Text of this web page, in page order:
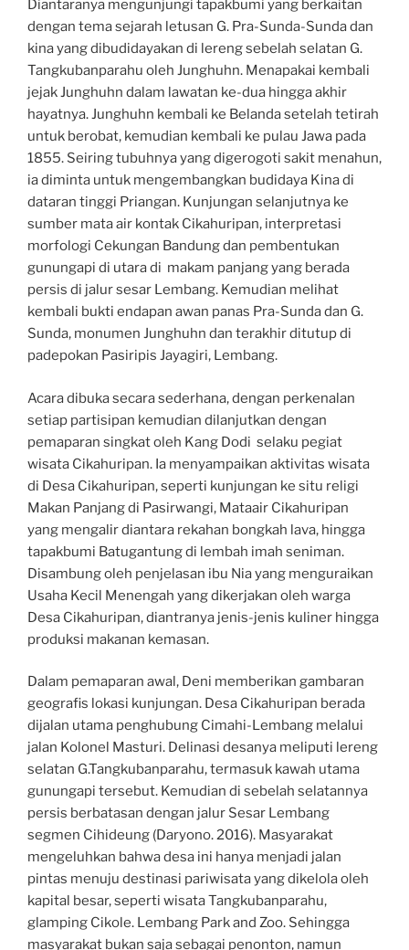
Diantaranya mengunjungi tapakbumi yang berkaitan
dengan tema sejarah letusan G. Pra-Sunda-Sunda dan
kina yang dibudidayakan di lereng sebelah selatan G.
Tangkubanparahu oleh Junghuhn. Menapakai kembali
jejak Junghuhn dalam lawatan ke-dua hingga akhir
hayatnya. Junghuhn kembali ke Belanda setelah tetirah
untuk berobat, kemudian kembali ke pulau Jawa pada
1855. Seiring tubuhnya yang digerogoti sakit menahun,
ia diminta untuk mengembangkan budidaya Kina di
dataran tinggi Priangan. Kunjungan selanjutnya ke
sumber mata air kontak Cikahuripan, interpretasi
morfologi Cekungan Bandung dan pembentukan
gunungapi di utara di makam panjang yang berada
persis di jalur sesar Lembang. Kemudian melihat
kembali bukti endapan awan panas Pra-Sunda dan G.
Sunda, monumen Junghuhn dan terakhir ditutup di
padepokan Pasiripis Jayagiri, Lembang.
Acara dibuka secara sederhana, dengan perkenalan
setiap partisipan kemudian dilanjutkan dengan
pemaparan singkat oleh Kang Dodi selaku pegiat
wisata Cikahuripan. Ia menyampaikan aktivitas wisata
di Desa Cikahuripan, seperti kunjungan ke situ religi
Makan Panjang di Pasirwangi, Mataair Cikahuripan
yang mengalir diantara rekahan bongkah lava, hingga
tapakbumi Batugantung di lembah imah seniman.
Disambung oleh penjelasan ibu Nia yang menguraikan
Usaha Kecil Menengah yang dikerjakan oleh warga
Desa Cikahuripan, diantranya jenis-jenis kuliner hingga
produksi makanan kemasan.
Dalam pemaparan awal, Deni memberikan gambaran
geografis lokasi kunjungan. Desa Cikahuripan berada
dijalan utama penghubung Cimahi-Lembang melalui
jalan Kolonel Masturi. Delinasi desanya meliputi lereng
selatan G.Tangkubanparahu, termasuk kawah utama
gunungapi tersebut. Kemudian di sebelah selatannya
persis berbatasan dengan jalur Sesar Lembang
segmen Cihideung (Daryono. 2016). Masyarakat
mengeluhkan bahwa desa ini hanya menjadi jalan
pintas menuju destinasi pariwisata yang dikelola oleh
kapital besar, seperti wisata Tangkubanparahu,
glamping Cikole. Lembang Park and Zoo. Sehingga
masyarakat bukan saja sebagai penonton, namun